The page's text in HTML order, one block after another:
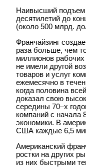
Наивысший подъем
десятилетий до
(около 500 млрд.
Франчайзинг
раза больше, чем
миллионов
не имели другой
товаров и услуг
ежемесячно в
когда половина
доказал свою
середины 70–х
компаний с начала
экономики. В
США каждые 6,5
Американский
ростки на других
из них быстрыми